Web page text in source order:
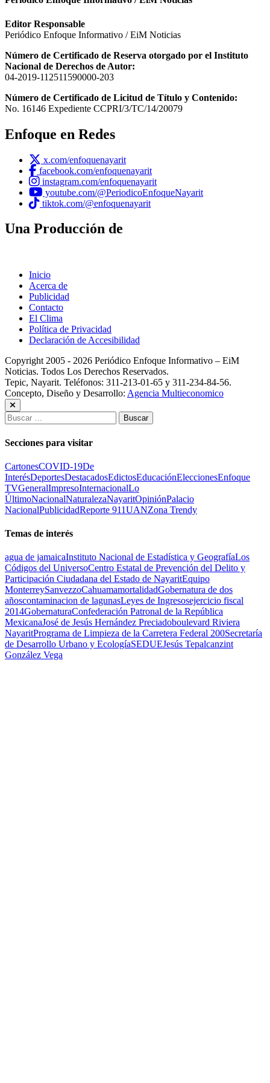
Editor Responsable
Periódico Enfoque Informativo / EiM Noticias
Número de Certificado de Reserva otorgado por el Instituto
Nacional de Derechos de Autor:
04-2019-112511590000-203
Número de Certificado de Licitud de Título y Contenido:
No. 16146 Expediente CCPRI/3/TC/14/20079
Enfoque en Redes
x.com/enfoquenayarit
facebook.com/enfoquenayarit
instagram.com/enfoquenayarit
youtube.com/@PeriodicoEnfoqueNayarit
tiktok.com/@enfoquenayarit
Una Producción de
Inicio
Acerca de
Publicidad
Contacto
El Clima
Política de Privacidad
Declaración de Accesibilidad
Copyright 2005 - 2026 Periódico Enfoque Informativo – EiM
Noticias. Todos Los Derechos Reservados.
Tepic, Nayarit. Teléfonos: 311-213-01-65 y 311-234-84-56.
Concepto, Diseño y Desarrollo: Agencia Multieconomico
Buscar:
Secciones para visitar
CartonesCOVID-19De
InterésDeportesDestacadosEdictosEducaciónEleccionesEnfoque
TVGeneralImpresoInternacionalLo
ÚltimoNacionalNaturalezaNayaritOpiniónPalacio
NacionalPublicidadReporte 911UANZona Trendy
Temas de interés
agua de jamaicaInstituto Nacional de Estadística y GeografíaLos
Códigos del UniversoCentro Estatal de Prevención del Delito y
Participación Ciudadana del Estado de NayaritEquipo
MonterreySanvezzoCahuamamortalidadGobernatura de dos
añoscontaminacion de lagunasLeyes de Ingresosejercicio fiscal
2014GobernaturaConfederación Patronal de la República
MexicanaJosé de Jesús Hernández Preciadoboulevard Riviera
NayaritPrograma de Limpieza de la Carretera Federal 200Secretaría
de Desarrollo Urbano y EcologíaSEDUEJesús Tepalcanzint
González Vega